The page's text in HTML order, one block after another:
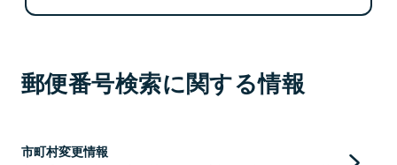
郵便番号検索に関する情報
市町村変更情報